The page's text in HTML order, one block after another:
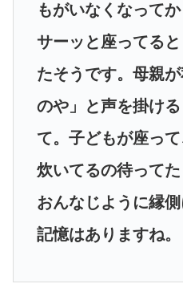
もがいなくなって
サーッと座ってる
たそうです。母親
のや」と声を掛け
て。子どもが座っ
炊いてるの待って
おんなじように縁
記憶はありますね。